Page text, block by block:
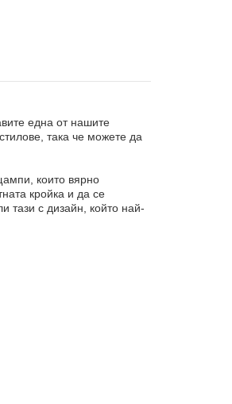
една от нашите
така че можете да
които вярно
кройка и да се
тази с дизайн, който най-